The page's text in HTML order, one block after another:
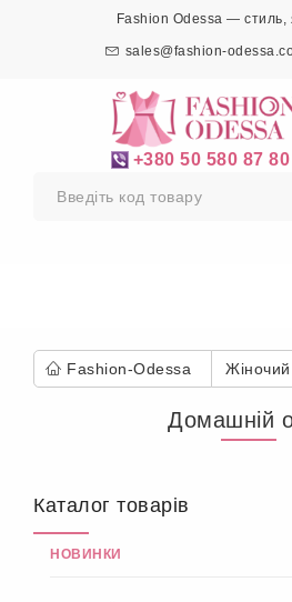
Fashion Odessa — стиль,
sales@fashion-
+380 50 580 87 80
Fashion-Odessa
Домашній
Каталог товарів
НОВИНКИ